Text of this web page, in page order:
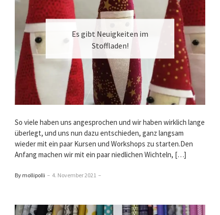
Es gibt Neuigkeiten im
Stoffladen!
So viele haben uns angesprochen und wir haben wirklich lange
überlegt, und uns nun dazu entschieden, ganz langsam
wieder mit ein paar Kursen und Workshops zu starten.Den
Anfang machen wir mit ein paar niedlichen Wichteln, […]
By mollipolli – 4. November 2021 –